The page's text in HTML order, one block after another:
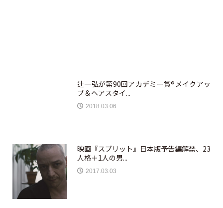
辻一弘が第90回アカデミー賞®メイクアッ
プ＆ヘアスタイ...
2018.03.06
映画『スプリット』日本版予告編解禁、23
人格＋1人の男...
2017.03.03